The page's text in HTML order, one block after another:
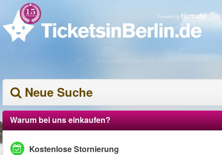
Neue Suche
Warum bei uns einkaufen?
Kostenlose Stornierung